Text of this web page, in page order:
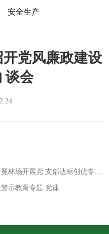
安全生产
党风廉政建设
谈会
上一篇：自治区林业局机关党委到黄冕林场开展党 支部达标创优专项检查
示教育专题 党课